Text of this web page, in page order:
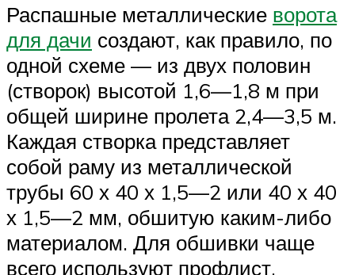
Распашные металлические ворота
для дачи создают, как правило, по
одной схеме — из двух половин
(створок) высотой 1,6—1,8 м при
общей ширине пролета 2,4—3,5 м.
Каждая створка представляет
собой раму из металлической
трубы 60 х 40 х 1,5—2 или 40 х 40
х 1,5—2 мм, обшитую каким-либо
материалом. Для обшивки чаще
всего используют профлист,